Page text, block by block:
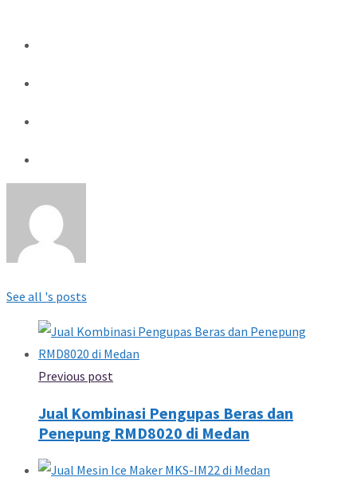
See all 's posts
Previous post
Jual Kombinasi Pengupas Beras dan
Penepung RMD8020 di Medan